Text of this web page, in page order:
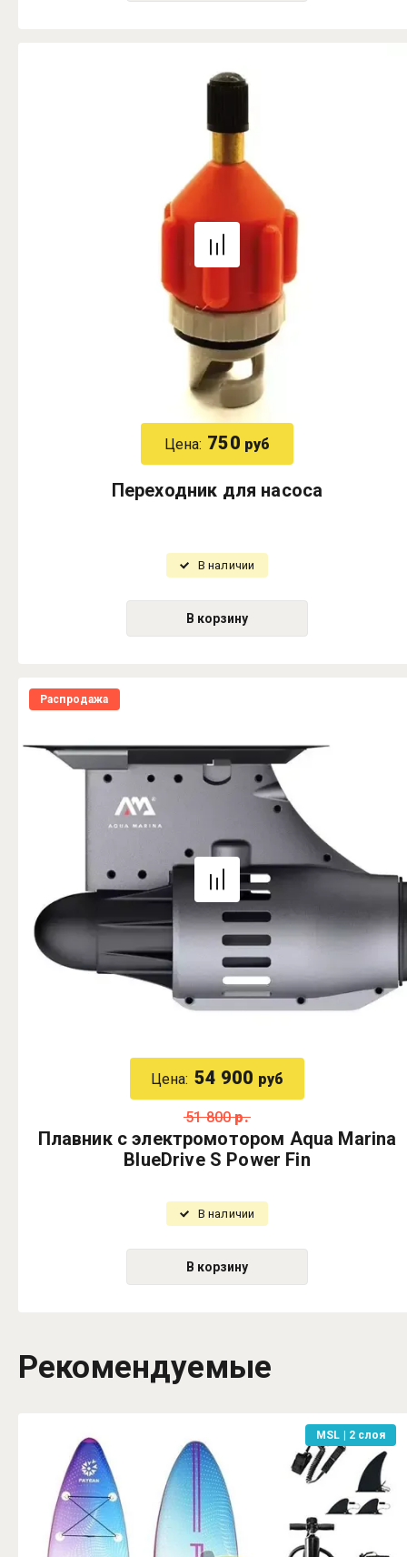
Цена: 750 руб
Переходник для насоса
В наличии
В корзину
Цена: 54 900 руб
51 800 р.
Распродажа
Плавник с электромотором Aqua Marina
BlueDrive S Power Fin
В наличии
В корзину
Рекомендуемые
MSL | 2 слоя